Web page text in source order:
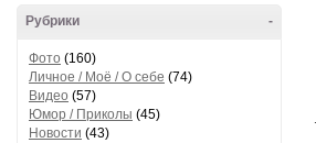
-
Рубрики
Фото (160)
Личное / Моё / О себе (74)
Видео (57)
Юмор / Приколы (45)
Новости (43)